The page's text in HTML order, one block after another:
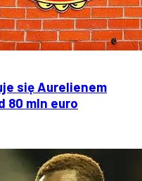
się Aurelienem
80 mln euro